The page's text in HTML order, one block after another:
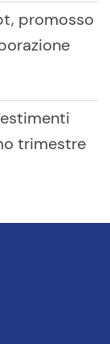
promosso
trimestre